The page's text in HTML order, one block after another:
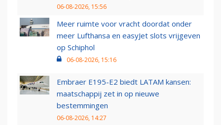
06-08-2026, 15:56
Meer ruimte voor vracht doordat onder
meer Lufthansa en easyJet slots vrijgeven
op Schiphol
06-08-2026, 15:16
Embraer E195-E2 biedt LATAM kansen:
maatschappij zet in op nieuwe
bestemmingen
06-08-2026, 14:27